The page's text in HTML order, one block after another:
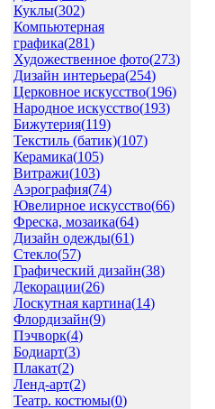
Куклы(302)
Компьютерная
графика(281)
Художественное фото(273)
Дизайн интерьера(254)
Церковное искусство(196)
Народное искусство(193)
Бижутерия(119)
Текстиль (батик)(107)
Керамика(105)
Витражи(103)
Аэрография(74)
Ювелирное искусство(66)
Фреска, мозаика(64)
Дизайн одежды(61)
Стекло(57)
Графический дизайн(38)
Декорации(26)
Лоскутная картина(14)
Флордизайн(9)
Пэчворк(4)
Бодиарт(3)
Плакат(2)
Ленд-арт(2)
Театр. костюмы(0)